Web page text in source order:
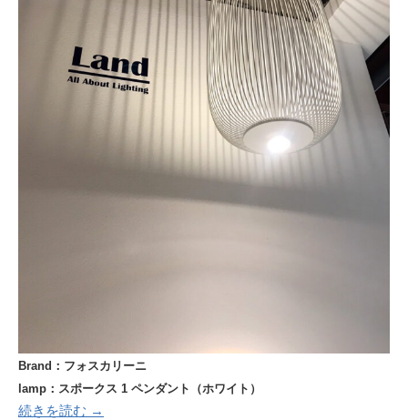
Brand：フォスカリーニ
lamp：スポークス 1 ペンダント（ホワイト）
続きを読む →